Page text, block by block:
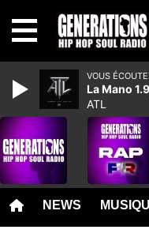
NEWS
VOUS
La Mano
ATL